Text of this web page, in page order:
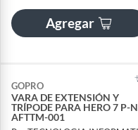
Agregar
GOPRO
VARA DE EXTENSIÓN Y
TRÍPODE PARA HERO 7 P-N
AFTTM-001